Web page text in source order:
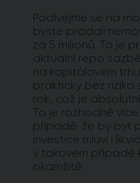
Podívejme se na
byste prodali
za 5 milionů. To je
aktuální repo
na kapitálovém
prakticky bez rizika
rok, což je absolutní
To je rozhodně
případě, že by byt
investice mluví i
v takovém případě
okamžitě.